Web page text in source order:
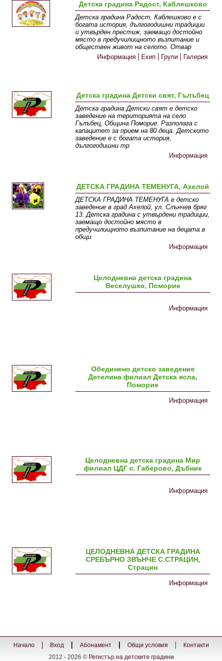
Детска градина Радост, Каблешково
Детска градина Радост, Каблешково е с
богата история, дългогодишни традиции
и утвърден престиж, заемащо достойно
място в предучилищното възпитание и
обществен живот на селото. Отвар
Информация
Екип Групи Галерия
Детска градина Детски свят, Гълъбец
Детска градина Детски свят е детско
заведение на територията на село
Гълъбец, Община Поморие. Разполага с
капацитет за прием на 80 деца. Детското
заведение е с богата история,
дългогодишни тр
Информация
ДЕТСКА ГРАДИНА ТЕМЕНУГА, Ахелой
ДЕТСКА ГРАДИНА ТЕМЕНУГА е детско
заведение в град Ахелой, ул. Слънчев бряг
13. Детска градина с утвърдени традиции,
заемащо достойно място в
предучилищното възпитание на децата в
общи
Информация
Целодневна детска градина
Веселушко, Поморие
Информация
Обединено детско заведение
Детелина филиал Детска ясла,
Поморие
Информация
Целодневна детска градина Мир
филиал ЦДГ с. Габерово, Дъбник
Информация
ЦЕЛОДНЕВНА ДЕТСКА ГРАДИНА
СРЕБЪРНО ЗВЪНЧЕ С.СТРАЦИН,
Страцин
Информация
Начало Вход Абонамент Общи условия
Контакти
2012 - 2026 © Регистър на детските градини